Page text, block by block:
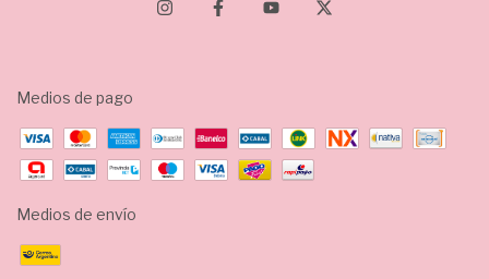
Medios de pago
Medios de envío